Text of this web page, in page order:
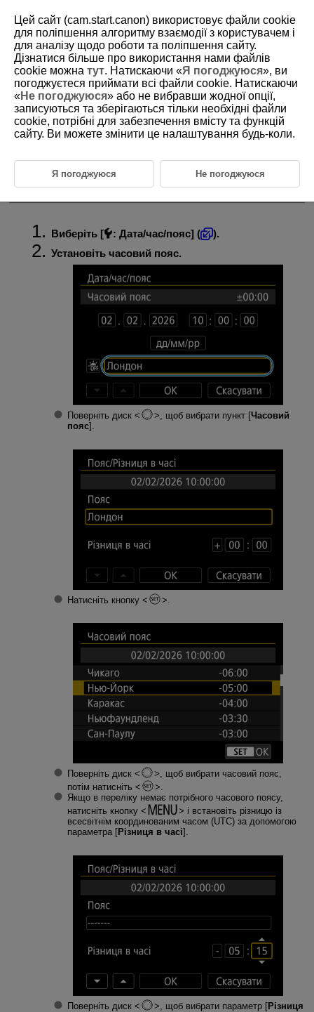
D388-209
Дата/час/пояс
Під час першого вмикання камери, а також у разі скидання
параметрів дати/часу/часового поясу виконайте наведені нижче дії,
щоб передусім задати часовий пояс.
просто коригувати значення цього параметра згідно з потребами, а
значення дати й часу оновляться відповідно до нього.
Обов’язково встановіть дату/час, оскільки до зроблених зображень
Виберіть [ : Дата/час/пояс] (
).
Установіть часовий пояс.
Поверніть диск , щоб вибрати пункт [Часовий
пояс].
Натисніть кнопку
Поверніть диск
, щоб вибрати часовий пояс,
потім натисніть
.
Якщо в переліку немає потрібного часового поясу,
натисніть кнопку
і встановіть різницю із
всесвітнім координованим часом (UTC) за допомогою
параметра [Різниця в часі].
Поверніть диск , щоб вибрати параметр [Різниця
Цей сайт (cam.start.canon) використовує файли cookie
для поліпшення алгоритму взаємодії з користувачем і
для аналізу щодо роботи та поліпшення сайту.
Дізнатися більше про використання нами файлів
cookie можна тут. Натискаючи «Я погоджуюся», ви
погоджуєтеся приймати всі файли cookie. Натискаючи
«Не погоджуюся» або не вибравши жодної опції,
записуються та зберігаються тільки необхідні файли
cookie, потрібні для забезпечення вмісту та функцій
сайту. Ви можете змінити це налаштування будь-коли.
Я погоджуюся Не погоджуюся